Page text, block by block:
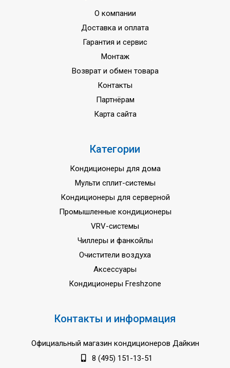
Напряжение питанияО компании
Доставка и оплата
Гарантия и сервис
Монтаж
Возврат и обмен товара
Контакты
Партнёрам
Карта сайта
Категории
Кондиционеры для дома
Мульти сплит-системы
Кондиционеры для серверной
Промышленные кондиционеры
VRV-системы
Чиллеры и фанкойлы
Очистители воздуха
Аксессуары
Кондиционеры Freshzone
Контакты и информация
Официальный магазин кондиционеров Дайкин
8 (495) 151-13-51